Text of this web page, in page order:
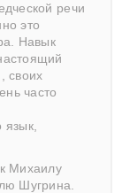
речи
это
Навык
своих
часто
язык,
Михаилу
Шугрина.